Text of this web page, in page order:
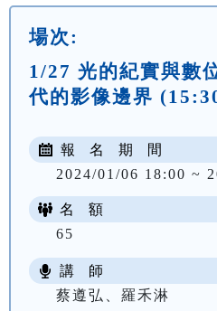
場次:
1/27 光的紀實與數
代的影像邊界
報 名 期 間
2024/01/06 18:00 ~
名 額
65
講 師
蔡遵弘、羅禾淋